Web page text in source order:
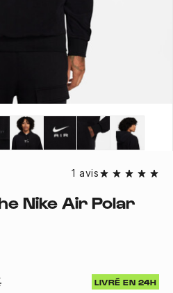
1 avis
Nike Air Polar
LIVRÉ EN 24H